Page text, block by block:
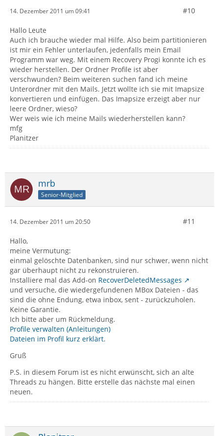
14. Dezember 2011 um 09:41 #10
Hallo Leute
Auch ich brauche wieder mal Hilfe. Also beim partitionieren
ist mir ein Fehler unterlaufen, jedenfalls mein Email
Programm war weg. Mit einem Recovery Progi konnte ich es
wieder herstellen. Der Ordner Profile ist aber
verschwunden? Beim weiteren suchen fand ich meine
Unterordner mit den Mails. Jetzt wollte ich sie mit Imapsize
konvertieren und einfügen. Das Imapsize erzeigt aber nur
leere Ordner, wieso?
Wer weis wie ich meine Mails wiederherstellen kann?
mfg
Planitzer
mrb
Senior-Mitglied
14. Dezember 2011 um 20:50 #11
Hallo,
meine Vermutung:
einmal gelöschte Datenbanken, sind nur schwer, wenn nicht
gar überhaupt nicht zu rekonstruieren.
Installiere mal das Add-on RecoverDeletedMessages
und versuche, die wiedergefundenen MBox Dateien - das
sind die ohne Endung, etwa inbox, sent - zurückzuholen.
Keine Garantie.
Ich bitte aber um Rückmeldung.
Profile verwalten (Anleitungen)
Dateien im Profil kurz erklärt.
Gruß
P.S. in diesem Forum ist es nicht erwünscht, sich an alte
Threads zu hängen. Bitte erstelle das nächste mal einen
neuen.